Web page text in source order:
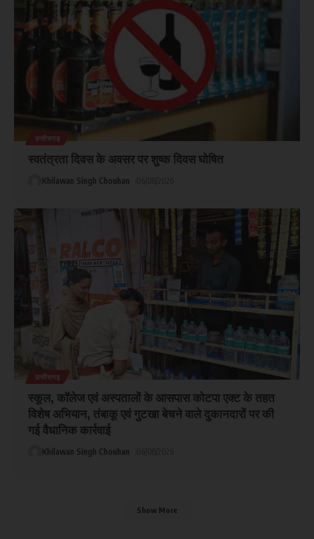
छत्तीसगढ़
स्वतंत्रता दिवस के अवसर पर शुष्क दिवस घोषित
Khilawan Singh Chouhan
छत्तीसगढ़
स्कूल, कॉलेज एवं अस्पतालों के आसपास कोटपा एक्ट के तहत
विशेष अभियान, तंबाकू एवं गुटखा बेचने वाले दुकानदारों पर की
गई वैधानिक कार्रवाई
Khilawan Singh Chouhan
Show More